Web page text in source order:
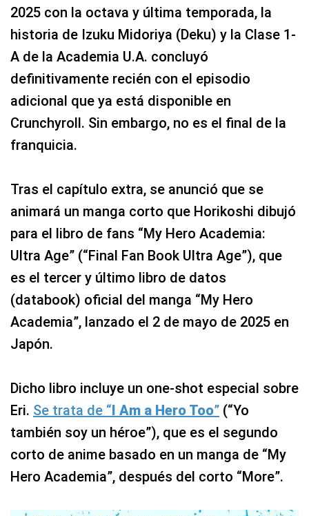
2025 con la octava y última temporada, la
historia de Izuku Midoriya (Deku) y la Clase 1-
A de la Academia U.A. concluyó
definitivamente recién con el episodio
adicional que ya está disponible en
Crunchyroll. Sin embargo, no es el final de la
franquicia.
Tras el capítulo extra, se anunció que se
animará un manga corto que Horikoshi dibujó
para el libro de fans “My Hero Academia:
Ultra Age” (“Final Fan Book Ultra Age”), que
es el tercer y último libro de datos
(databook) oficial del manga “My Hero
Academia”, lanzado el 2 de mayo de 2025 en
Japón.
Dicho libro incluye un one-shot especial sobre
Eri. Se trata de “I Am a Hero Too” (“Yo
también soy un héroe”), que es el segundo
corto de anime basado en un manga de “My
Hero Academia”, después del corto “More”.